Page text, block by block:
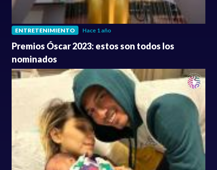
ENTRETENIMIENTO Hace 1 año
Premios Óscar 2023: estos son todos los
nominados